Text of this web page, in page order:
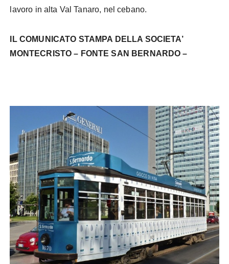
lavoro in alta Val Tanaro, nel cebano.
IL COMUNICATO STAMPA DELLA SOCIETA’
MONTECRISTO – FONTE SAN BERNARDO –